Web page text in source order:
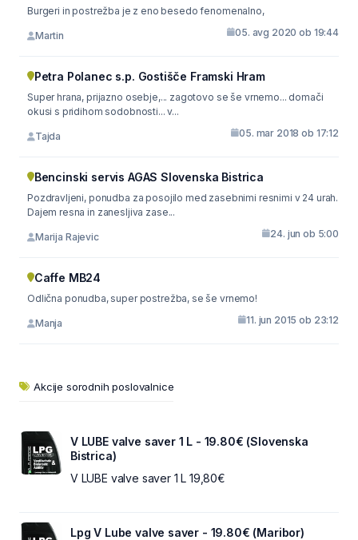
Burgeri in postrežba je z eno besedo fenomenalno,
Martin 05. avg 2020 ob 19:44
Petra Polanec s.p. Gostišče Framski Hram
Super hrana, prijazno osebje,... zagotovo se še vrnemo... domači
okusi s pridihom sodobnosti... v...
Tajda 05. mar 2018 ob 17:12
Bencinski servis AGAS Slovenska Bistrica
Pozdravljeni, ponudba za posojilo med zasebnimi resnimi v 24 urah.
Dajem resna in zanesljiva zase...
Marija Rajevic 24. jun ob 5:00
Caffe MB24
Odlična ponudba, super postrežba, se še vrnemo!
Manja 11. jun 2015 ob 23:12
Akcije sorodnih poslovalnice
V LUBE valve saver 1 L - 19.80€ (Slovenska
Bistrica)
V LUBE valve saver 1 L 19,80€
Lpg V Lube valve saver - 19.80€ (Maribor)